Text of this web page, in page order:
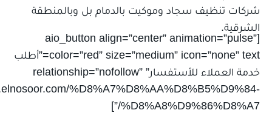
شركات تنظيف سجاد وموكيت بالدمام بل وبالمنطقة
الشرقية.
[aio_button align=”center” animation=”pulse”
color=”red” size=”medium” icon=”none” text=”أطلب
خدمة العملاء للأستفسار” relationship=”nofollow”
%D8%A7%D8%AA%D8%B5%D9%84-
%D8%A8%D9%86%D8%A7/”]